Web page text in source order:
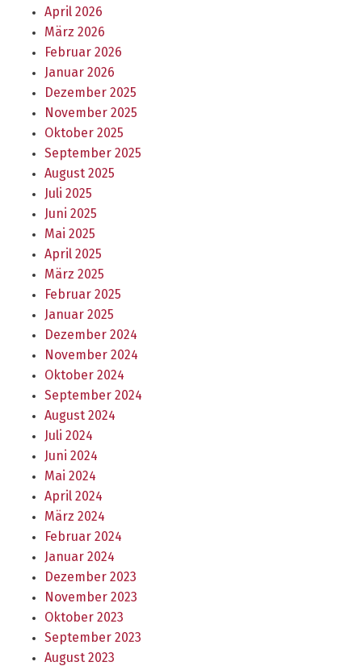
April 2026
März 2026
Februar 2026
Januar 2026
Dezember 2025
November 2025
Oktober 2025
September 2025
August 2025
Juli 2025
Juni 2025
Mai 2025
April 2025
März 2025
Februar 2025
Januar 2025
Dezember 2024
November 2024
Oktober 2024
September 2024
August 2024
Juli 2024
Juni 2024
Mai 2024
April 2024
März 2024
Februar 2024
Januar 2024
Dezember 2023
November 2023
Oktober 2023
September 2023
August 2023